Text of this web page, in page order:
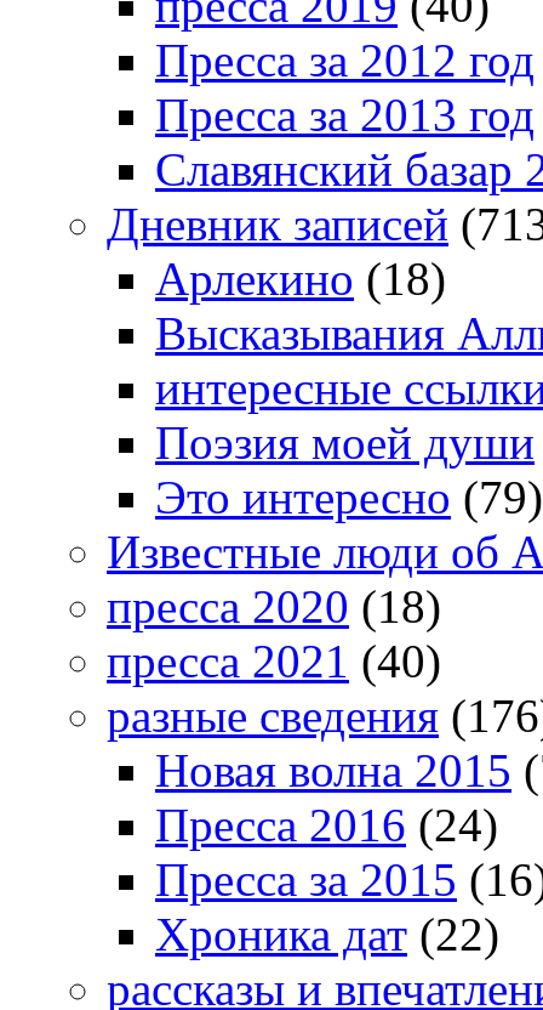
Пресса за 2012 год
Пресса за 2013 год
Славянский базар
Дневник записей
Арлекино (18)
Высказывания
интересные
Поэзия моей души
Это интересно (79)
Известные люди об
пресса 2020 (18)
пресса 2021 (40)
разные сведения
Новая волна 2015
Пресса 2016 (24)
Пресса за 2015
Хроника дат (22)
рассказы и